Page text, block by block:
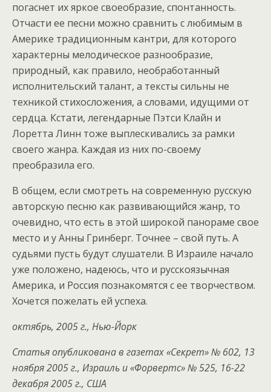
погаснет их яркое своеобразие, спонтанность.
Отчасти ее песни можно сравнить с любимым в
Америке традиционным кантри, для которого
характерны мелодическое разнообразие,
природный, как правило, необработанный
исполнительский талант, а тексты сильны не
техникой стихосложения, а словами, идущими от
сердца. Кстати, легендарные Пэтси Клайн и
Лоретта Линн тоже выплескивались за рамки
своего жанра. Каждая из них по-своему
преобразила его.
В общем, если смотреть на современную русскую
авторскую песню как развивающийся жанр, то
очевидно, что есть в этой широкой панораме свое
место и у Анны Гринберг. Точнее – свой путь. А
судьями пусть будут слушатели. В Израиле начало
уже положено, надеюсь, что и русскоязычная
Америка, и Россия познакомятся с ее творчеством.
Хочется пожелать ей успеха.
октябрь, 2005 г., Нью-Йорк
Статья опубликована в газетах «Секрет» № 602, 13
ноября 2005 г., Израиль и «Форвертс» № 525, 16-22
декабря 2005 г., США